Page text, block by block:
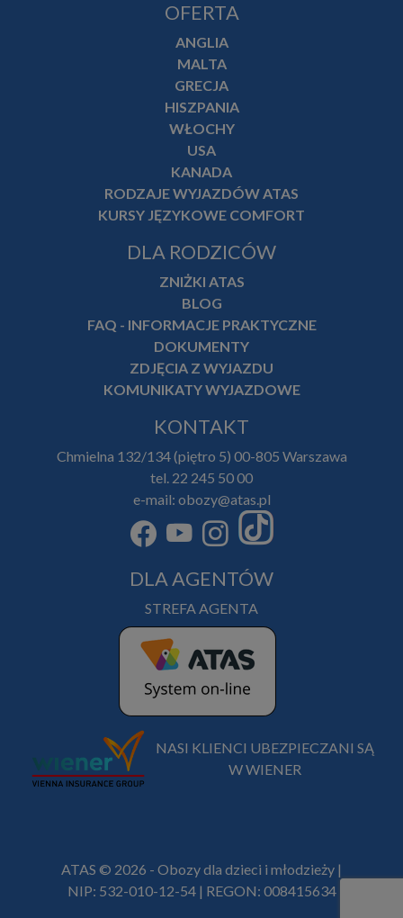
OFERTA
ANGLIA
MALTA
GRECJA
HISZPANIA
WŁOCHY
USA
KANADA
RODZAJE WYJAZDÓW ATAS
KURSY JĘZYKOWE COMFORT
DLA RODZICÓW
ZNIŻKI ATAS
BLOG
FAQ - INFORMACJE PRAKTYCZNE
DOKUMENTY
ZDJĘCIA Z WYJAZDU
KOMUNIKATY WYJAZDOWE
KONTAKT
Chmielna 132/134 (piętro 5) 00-805 Warszawa
tel. 22 245 50 00
e-mail: obozy@atas.pl
DLA AGENTÓW
STREFA AGENTA
NASI KLIENCI UBEZPIECZANI SĄ
W WIENER
ATAS © 2026 - Obozy dla dzieci i młodzieży |
NIP: 532-010-12-54 | REGON: 008415634